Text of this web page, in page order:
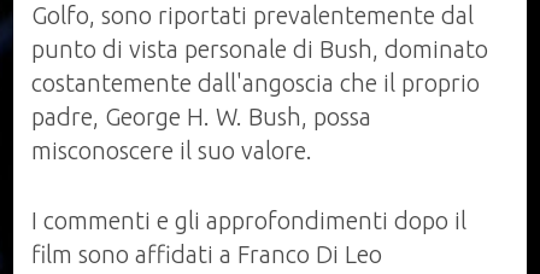
Golfo, sono riportati prevalentemente dal
punto di vista personale di Bush, dominato
costantemente dall'angoscia che il proprio
padre, George H. W. Bush, possa
misconoscere il suo valore.
I commenti e gli approfondimenti dopo il
film sono affidati a Franco Di Leo